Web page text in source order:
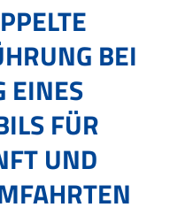
BEI
EINES
FÜR
UND